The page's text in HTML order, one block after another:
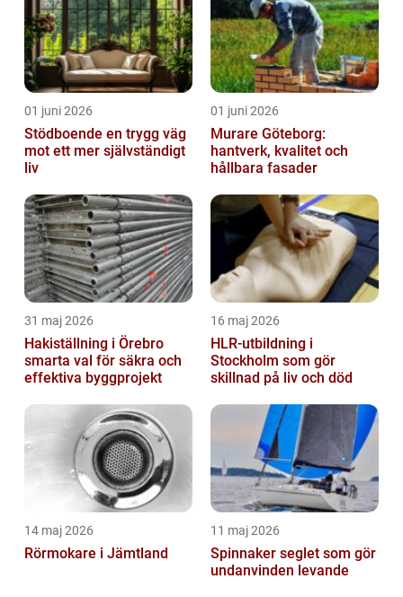
01 juni 2026
Stödboende en trygg väg
mot ett mer självständigt
liv
01 juni 2026
Murare Göteborg:
hantverk, kvalitet och
hållbara fasader
31 maj 2026
Hakiställning i Örebro
smarta val för säkra och
effektiva byggprojekt
16 maj 2026
HLR-utbildning i
Stockholm som gör
skillnad på liv och död
14 maj 2026
Rörmokare i Jämtland
11 maj 2026
Spinnaker seglet som gör
undanvinden levande